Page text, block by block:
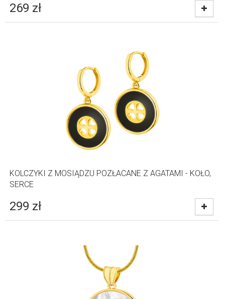
269 zł
KOLCZYKI Z MOSIĄDZU POZŁACANE Z AGATAMI - KOŁO,
SERCE
299 zł